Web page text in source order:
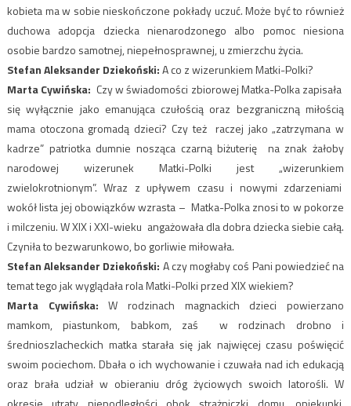
kobieta ma w sobie nieskończone pokłady uczuć. Może być to również
duchowa adopcja dziecka nienarodzonego albo pomoc niesiona
osobie bardzo samotnej, niepełnosprawnej, u zmierzchu życia.
Stefan Aleksander Dziekoński:A co z wizerunkiem Matki-Polki?
Marta Cywińska: Czy w świadomości zbiorowej Matka-Polka zapisała
się wyłącznie jako emanująca czułością oraz bezgraniczną miłością
mama otoczona gromadą dzieci? Czy też raczej jako „zatrzymana w
kadrze” patriotka dumnie nosząca czarną biżuterię na znak żałoby
narodowej wizerunek Matki-Polki jest „wizerunkiem
zwielokrotnionym”. Wraz z upływem czasu i nowymi zdarzeniami
wokół lista jej obowiązków wzrasta – Matka-Polka znosi to w pokorze
i milczeniu. W XIX i XXI-wieku angażowała dla dobra dziecka siebie całą.
Czyniła to bezwarunkowo, bo gorliwie miłowała.
Stefan Aleksander Dziekoński: A czy mogłaby coś Pani powiedzieć na
temat tego jak wyglądała rola Matki-Polki przed XIX wiekiem?
Marta Cywińska: W rodzinach magnackich dzieci powierzano
mamkom, piastunkom, babkom, zaś w rodzinach drobno i
średnioszlacheckich matka starała się jak najwięcej czasu poświęcić
swoim pociechom. Dbała o ich wychowanie i czuwała nad ich edukacją
oraz brała udział w obieraniu dróg życiowych swoich latorośli. W